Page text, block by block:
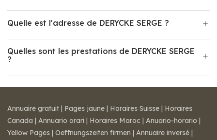
Quelle est l'adresse de DERYCKE SERGE ?
Quelles sont les prestations de DERYCKE SERGE
?
Annuaire gratuit | Pages jaune | Horaires Suisse | Horaires
Canada | Annuario orari | Horaires Maroc | Anuario-horario |
Yellow Pages | Oeffnungszeiten firmen | Annuaire inversé |